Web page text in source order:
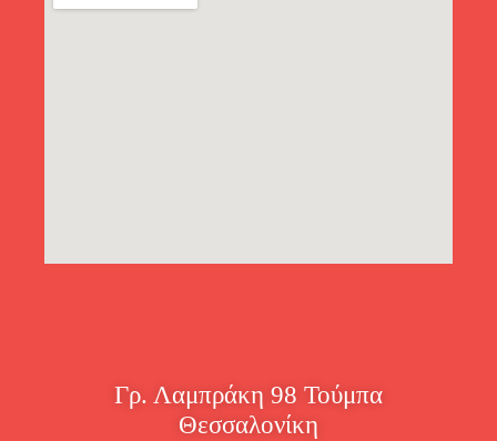
ποσότητα
Γρ. Λαμπράκη 98 Τούμπα
Θεσσαλονίκη